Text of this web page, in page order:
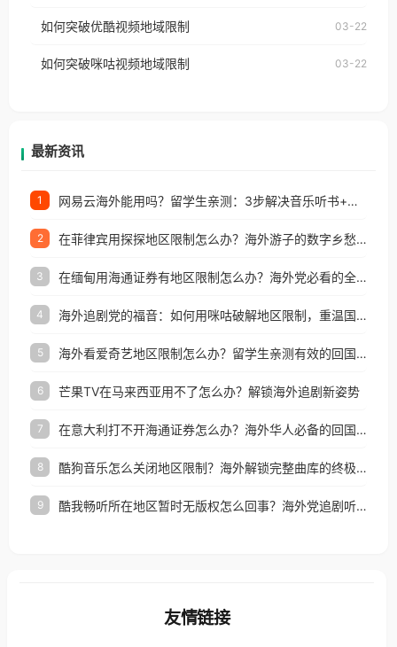
权限制所困扰。
制问题，且仅能在中国大陆地区播放。 遇到这个问题
户收听网易云音乐地区版权限制」的问题，无论人在
如何突破优酷视频地域限制 03-22
如何突破咪咕视频地域限制 03-22
最新资讯
1 网易云海外能用吗？留学生亲测：3步解决音乐听书+银行视频地区限制
2 在菲律宾用探探地区限制怎么办？海外游子的数字乡愁与破局之道
3 在缅甸用海通证券有地区限制怎么办？海外党必看的全场景回国加速指南
4 海外追剧党的福音：如何用咪咕破解地区限制，重温国内精彩
5 海外看爱奇艺地区限制怎么办？留学生亲测有效的回国加速器选择指南
6 芒果TV在马来西亚用不了怎么办？解锁海外追剧新姿势
7 在意大利打不开海通证券怎么办？海外华人必备的回国加速指南（附2026世界杯观赛秘籍）
8 酷狗音乐怎么关闭地区限制？海外解锁完整曲库的终极指南
9 酷我畅听所在地区暂时无版权怎么回事？海外党追剧听歌的破局指南
友情链接